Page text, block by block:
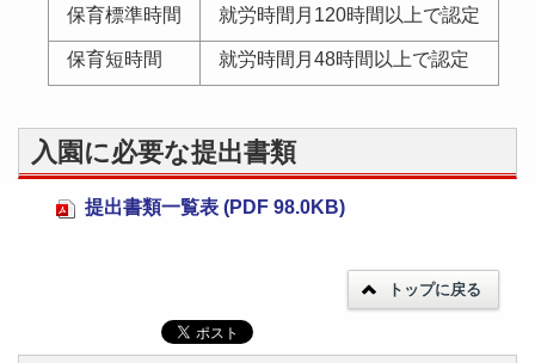
保育標準時間 就労時間月120時間以上で認定
保育短時間 就労時間月48時間以上で認定
入園に必要な提出書類
提出書類一覧表 (PDF 98.0KB)
トップに戻る